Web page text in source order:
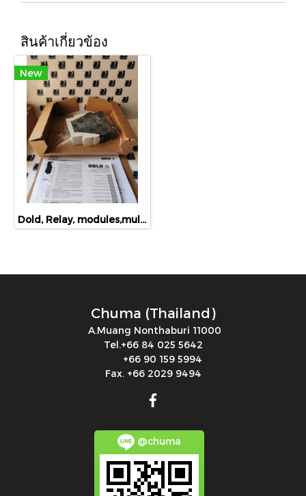
สินค้าเกี่ยวข้อง
New
Dold, Relay, modules,multifunction, MK7850N.82/200 AC/DC12-240V 0.02S-300H
Chuma (Thailand)
A.Muang Nonthaburi 11000
Tel.+66 84 025 5642
+66 90 159 5994
Fax. +66 2029 9494
@chuma